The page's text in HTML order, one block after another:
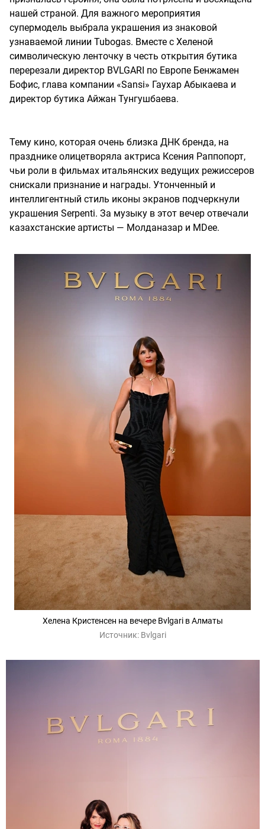
нашей страной. Для важного мероприятия
супермодель выбрала украшения из знаковой
узнаваемой линии Tubogas. Вместе с Хеленой
символическую ленточку в честь открытия бутика
перерезали директор BVLGARI по Европе Бенжамен
Бофис, глава компании «Sansi» Гаухар Абыкаева и
директор бутика Айжан Тунгушбаева.
Тему кино, которая очень близка ДНК бренда, на
празднике олицетворяла актриса Ксения Раппопорт,
чьи роли в фильмах итальянских ведущих режиссеров
снискали признание и награды. Утонченный и
интеллигентный стиль иконы экранов подчеркнули
украшения Serpenti. За музыку в этот вечер отвечали
казахстанские артисты — Молданазар и MDee.
Хелена Кристенсен на вечере Bvlgari в Алматы
Источник: Bvlgari